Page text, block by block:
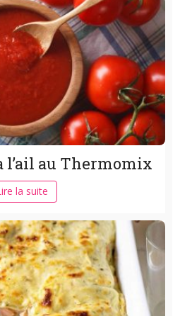
l’ail au Thermomix
la suite